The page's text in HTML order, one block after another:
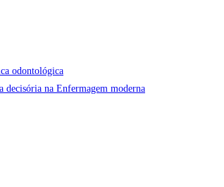
odontológica
na Enfermagem moderna